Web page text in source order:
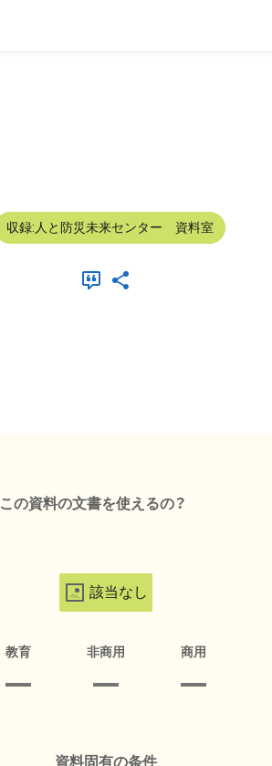
収録:人と防災未来センター 資料室
の資料の文書を使えるの？
該当なし
教育 非商用 商用
資料固有の条件